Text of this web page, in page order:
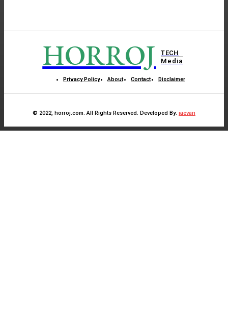
HORROJ
TECH
Media
Privacy Policy About Contact Disclaimer
© 2022, horroj.com. All Rights Reserved. Developed By: iaevan